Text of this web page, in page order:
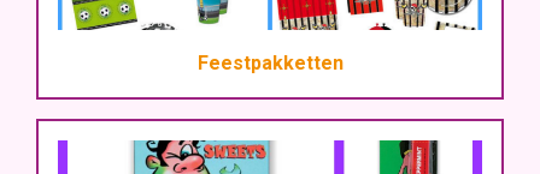
Feestpakketten